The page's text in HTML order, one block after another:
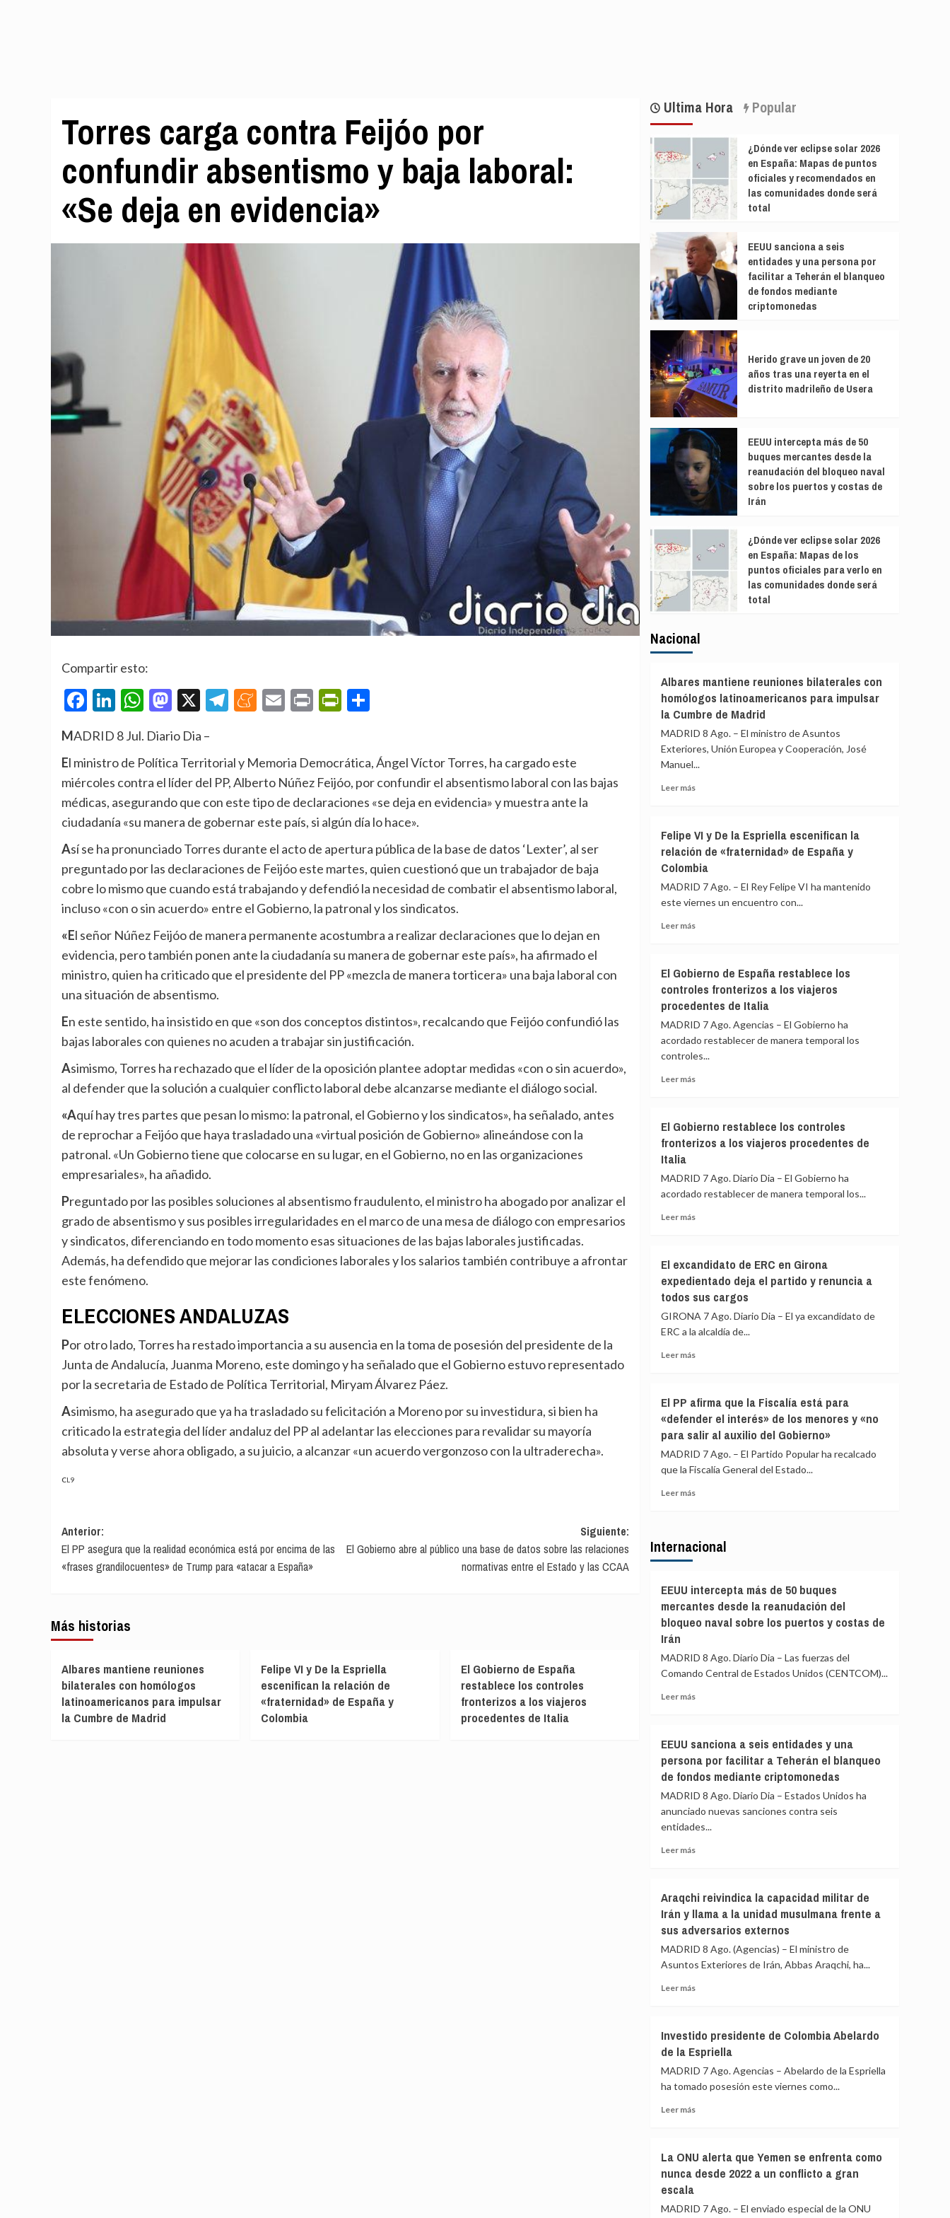
Torres carga contra Feijóo por
confundir absentismo y baja laboral:
«Se deja en evidencia»
Compartir esto:
Facebook
LinkedIn
WhatsApp
Mastodon
X Telegram
Meneame
EmailPrintPrintFriendly
MADRID 8 Jul. Diario Dia –
El ministro de Política Territorial y Memoria Democrática, Ángel Víctor Torres, ha cargado este
miércoles contra el líder del PP, Alberto Núñez Feijóo, por confundir el absentismo laboral con las bajas
médicas, asegurando que con este tipo de declaraciones «se deja en evidencia» y muestra ante la
ciudadanía «su manera de gobernar este país, si algún día lo hace».
Así se ha pronunciado Torres durante el acto de apertura pública de la base de datos ‘Lexter’, al ser
preguntado por las declaraciones de Feijóo este martes, quien cuestionó que un trabajador de baja
cobre lo mismo que cuando está trabajando y defendió la necesidad de combatir el absentismo laboral,
incluso «con o sin acuerdo» entre el Gobierno, la patronal y los sindicatos.
«El señor Núñez Feijóo de manera permanente acostumbra a realizar declaraciones que lo dejan en
evidencia, pero también ponen ante la ciudadanía su manera de gobernar este país», ha afirmado el
ministro, quien ha criticado que el presidente del PP «mezcla de manera torticera» una baja laboral con
una situación de absentismo.
En este sentido, ha insistido en que «son dos conceptos distintos», recalcando que Feijóo confundió las
bajas laborales con quienes no acuden a trabajar sin justificación.
Asimismo, Torres ha rechazado que el líder de la oposición plantee adoptar medidas «con o sin acuerdo»,
al defender que la solución a cualquier conflicto laboral debe alcanzarse mediante el diálogo social.
«Aquí hay tres partes que pesan lo mismo: la patronal, el Gobierno y los sindicatos», ha señalado, antes
de reprochar a Feijóo que haya trasladado una «virtual posición de Gobierno» alineándose con la
patronal. «Un Gobierno tiene que colocarse en su lugar, en el Gobierno, no en las organizaciones
empresariales», ha añadido.
Preguntado por las posibles soluciones al absentismo fraudulento, el ministro ha abogado por analizar el
grado de absentismo y sus posibles irregularidades en el marco de una mesa de diálogo con empresarios
y sindicatos, diferenciando en todo momento esas situaciones de las bajas laborales justificadas.
Además, ha defendido que mejorar las condiciones laborales y los salarios también contribuye a afrontar
este fenómeno.
ELECCIONES ANDALUZAS
Por otro lado, Torres ha restado importancia a su ausencia en la toma de posesión del presidente de la
Junta de Andalucía, Juanma Moreno, este domingo y ha señalado que el Gobierno estuvo representado
por la secretaria de Estado de Política Territorial, Miryam Álvarez Páez.
Asimismo, ha asegurado que ya ha trasladado su felicitación a Moreno por su investidura, si bien ha
criticado la estrategia del líder andaluz del PP al adelantar las elecciones para revalidar su mayoría
absoluta y verse ahora obligado, a su juicio, a alcanzar «un acuerdo vergonzoso con la ultraderecha».
CL9
Navegación
de
entradas
Anterior:
El PP asegura que la realidad económica está por encima de las
«frases grandilocuentes» de Trump para «atacar a España»
Siguiente:
El Gobierno abre al público una base de datos sobre las relaciones
normativas entre el Estado y las CCAA
Más historias
Albares mantiene reuniones
bilaterales con homólogos
latinoamericanos para impulsar
la Cumbre de Madrid
Felipe VI y De la Espriella
escenifican la relación de
«fraternidad» de España y
Colombia
El Gobierno de España
restablece los controles
fronterizos a los viajeros
procedentes de Italia
Ultima Hora Popular
¿Dónde ver eclipse solar 2026
en España: Mapas de puntos
oficiales y recomendados en
las comunidades donde será
total
EEUU sanciona a seis
entidades y una persona por
facilitar a Teherán el blanqueo
de fondos mediante
criptomonedas
Herido grave un joven de 20
años tras una reyerta en el
distrito madrileño de Usera
EEUU intercepta más de 50
buques mercantes desde la
reanudación del bloqueo naval
sobre los puertos y costas de
Irán
¿Dónde ver eclipse solar 2026
en España: Mapas de los
puntos oficiales para verlo en
las comunidades donde será
total
Nacional
Albares mantiene reuniones bilaterales con
homólogos latinoamericanos para impulsar
la Cumbre de Madrid
MADRID 8 Ago. – El ministro de Asuntos
Exteriores, Unión Europea y Cooperación, José
Manuel...
Leer másLeer
mantiene
reuniones
bilaterales
homólogos
latinoamericanos
de
Madrid
Felipe VI y De la Espriella escenifican la
relación de «fraternidad» de España y
Colombia
MADRID 7 Ago. – El Rey Felipe VI ha mantenido
este viernes un encuentro con...
Leer másLeer
VI
y
De
Espriella
escenifican
la
de
España
y
El Gobierno de España restablece los
controles fronterizos a los viajeros
procedentes de Italia
MADRID 7 Ago. Agencias – El Gobierno ha
acordado restablecer de manera temporal los
controles...
Leer másLeer
Gobierno
de
los
controles
procedentes
de
El Gobierno restablece los controles
fronterizos a los viajeros procedentes de
Italia
MADRID 7 Ago. Diario Dia – El Gobierno ha
acordado restablecer de manera temporal los...
Leer másLeer
Gobierno
restablece
los
fronterizos
a
Italia
El excandidato de ERC en Girona
expedientado deja el partido y renuncia a
todos sus cargos
GIRONA 7 Ago. Diario Dia – El ya excandidato de
ERC a la alcaldía de...
Leer másLeer
excandidato
de
ERC
Girona
expedientado
renuncia
a
cargos
El PP afirma que la Fiscalía está para
«defender el interés» de los menores y «no
para salir al auxilio del Gobierno»
MADRID 7 Ago. – El Partido Popular ha recalcado
que la Fiscalía General del Estado...
Leer másLeer
PP
está
para
interés»
de
para
salir
al
del
Gobierno»
Internacional
EEUU intercepta más de 50 buques
mercantes desde la reanudación del
bloqueo naval sobre los puertos y costas de
Irán
MADRID 8 Ago. Diario Dia – Las fuerzas del
Comando Central de Estados Unidos (CENTCOM)...
Leer másLeer
intercepta
más
de
buques
mercantes
desde
reanudación
naval
sobre
puertos
y
costas
Irán
EEUU sanciona a seis entidades y una
persona por facilitar a Teherán el blanqueo
de fondos mediante criptomonedas
MADRID 8 Ago. Diario Dia – Estados Unidos ha
anunciado nuevas sanciones contra seis
entidades...
Leer másLeer
sanciona
a
seis
y
una
Teherán
el
de
fondos
Araqchi reivindica la capacidad militar de
Irán y llama a la unidad musulmana frente a
sus adversarios externos
MADRID 8 Ago. (Agencias) – El ministro de
Asuntos Exteriores de Irán, Abbas Araqchi, ha...
Leer másLeer
reivindica
la
capacidad
de
Irán
la
unidad
a
Investido presidente de Colombia Abelardo
de la Espriella
MADRID 7 Ago. Agencias – Abelardo de la Espriella
ha tomado posesión este viernes como...
Leer másLeer
presidente
de
de
La ONU alerta que Yemen se enfrenta como
nunca desde 2022 a un conflicto a gran
escala
MADRID 7 Ago. – El enviado especial de la ONU